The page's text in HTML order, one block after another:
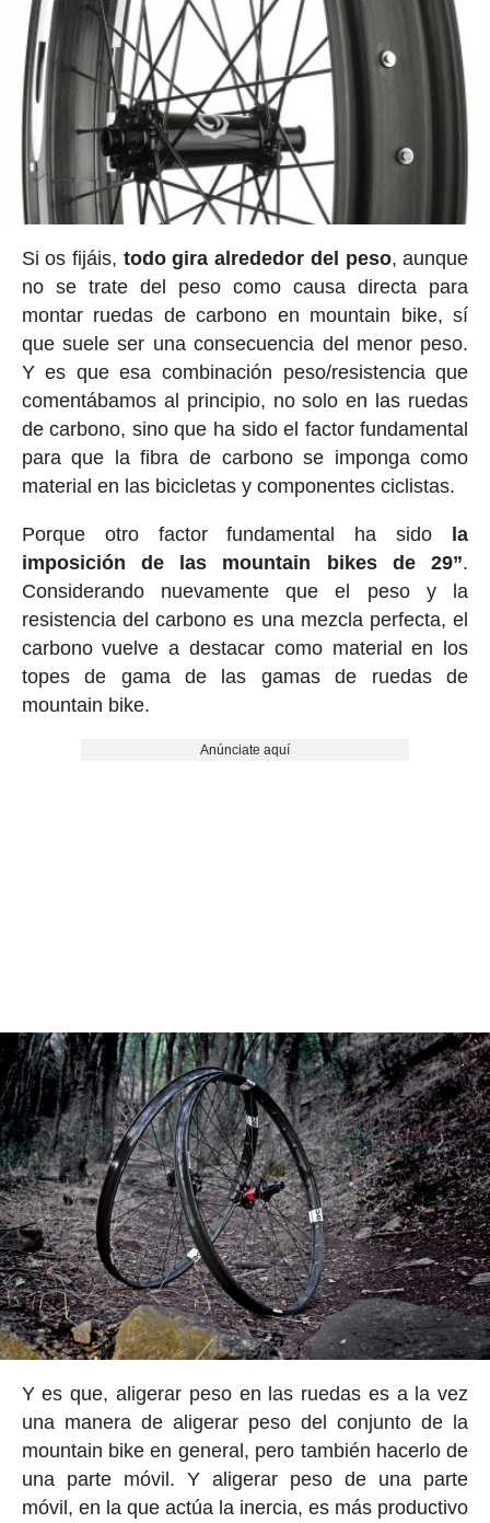
Si os fijáis, todo gira alrededor del peso, aunque
no se trate del peso como causa directa para
montar ruedas de carbono en mountain bike, sí
que suele ser una consecuencia del menor peso.
Y es que esa combinación peso/resistencia que
comentábamos al principio, no solo en las ruedas
de carbono, sino que ha sido el factor fundamental
para que la fibra de carbono se imponga como
material en las bicicletas y componentes ciclistas.
Porque otro factor fundamental ha sido
la
imposición de las mountain bikes de 29”.
Considerando nuevamente que el peso y la
resistencia del carbono es una mezcla perfecta, el
carbono vuelve a destacar como material en los
topes de gama de las gamas de ruedas de
mountain bike.
Anúnciate aquí
Y es que, aligerar peso en las ruedas es a la vez
una manera de aligerar peso del conjunto de la
mountain bike en general, pero también hacerlo de
una parte móvil. Y aligerar peso de una parte
móvil, en la que actúa la inercia, es más productivo